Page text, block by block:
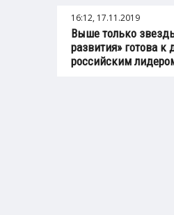
16:12, 17.11.2019
Выше только
развития» готова к
российским